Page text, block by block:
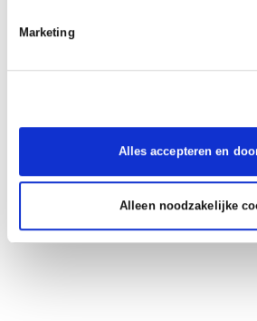
Marketing
Alles accepteren en
Alleen noodzakelijke